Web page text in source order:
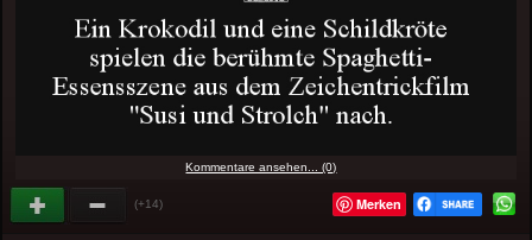
Kommentare ansehen... (0)
(+14) Merken